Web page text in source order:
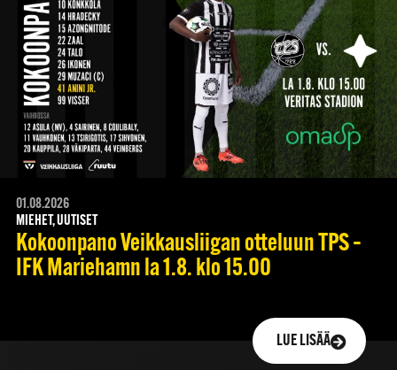
01.08.2026
MIEHET, UUTISET
Kokoonpano Veikkausliigan otteluun TPS –
IFK Mariehamn la 1.8. klo 15.00
LUE LISÄÄ